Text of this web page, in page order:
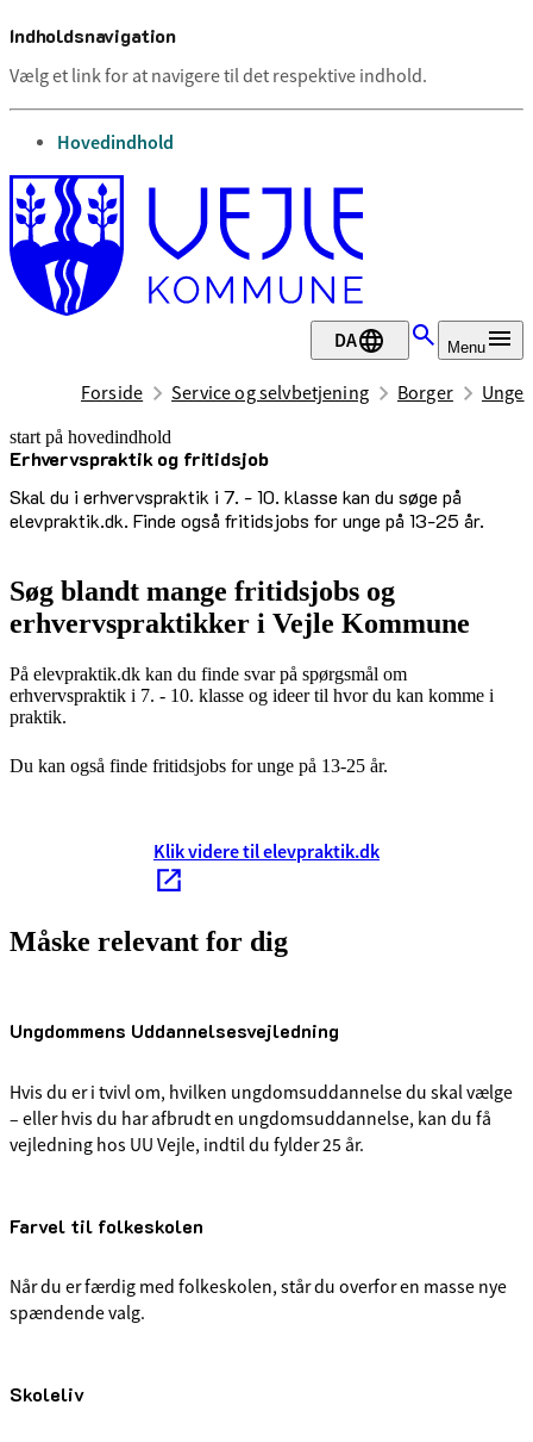
Indholdsnavigation
Vælg et link for at navigere til det respektive indhold.
gå til
Hovedindhold
DA Menu
Forside Service og selvbetjening Borger Unge
start på hovedindhold
Erhvervspraktik og fritidsjob
Skal du i erhvervspraktik i 7. - 10. klasse kan du søge på
elevpraktik.dk. Finde også fritidsjobs for unge på 13-25 år.
senest opdateret 28. februar 2025
Søg blandt mange fritidsjobs og
erhvervspraktikker i Vejle Kommune
På elevpraktik.dk kan du finde svar på spørgsmål om
erhvervspraktik i 7. - 10. klasse og ideer til hvor du kan komme i
praktik.
Du kan også finde fritidsjobs for unge på 13-25 år.
Klik videre til elevpraktik.dk
Måske relevant for dig
Ungdommens Uddannelsesvejledning
Hvis du er i tvivl om, hvilken ungdomsuddannelse du skal vælge
– eller hvis du har afbrudt en ungdomsuddannelse, kan du få
vejledning hos UU Vejle, indtil du fylder 25 år.
Farvel til folkeskolen
Når du er færdig med folkeskolen, står du overfor en masse nye
spændende valg.
Skoleliv